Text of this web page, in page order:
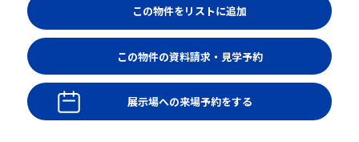
展示場への来場予約をする